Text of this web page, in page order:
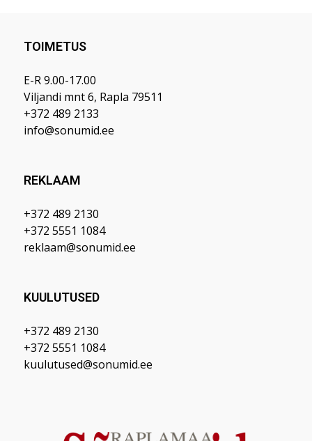
TOIMETUS
E-R 9.00-17.00
Viljandi mnt 6, Rapla 79511
+372 489 2133
info@sonumid.ee
REKLAAM
+372 489 2130
+372 5551 1084
reklaam@sonumid.ee
KUULUTUSED
+372 489 2130
+372 5551 1084
kuulutused@sonumid.ee